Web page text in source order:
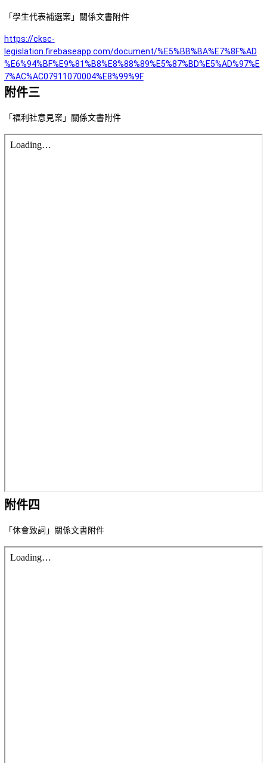
「學生代表補選案」關係文書附件
https://cksc-
legislation.firebaseapp.com/document/%E5%BB%BA%E7%8F%AD
%E6%94%BF%E9%81%B8%E8%88%89%E5%87%BD%E5%AD%97%E
7%AC%AC07911070004%E8%99%9F
附件三
「福利社意見案」關係文書附件
附件四
「休會致詞」關係文書附件